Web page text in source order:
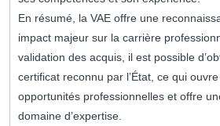
En résumé, la VAE offre une
impact majeur sur la carrière
validation des acquis, il est possible
certificat reconnu par l’État, ce qui
opportunités professionnelles et offre
domaine d’expertise.